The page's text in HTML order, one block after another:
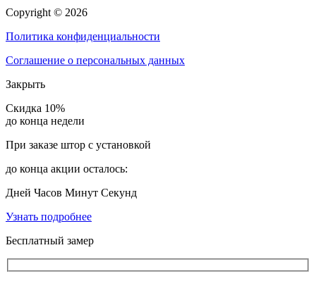
Copyright © 2026
Политика конфиденциальности
Соглашение о персональных данных
Закрыть
Скидка 10%
до конца недели
При заказе штор с установкой
до конца акции осталось:
Дней Часов Минут Секунд
Узнать подробнее
Бесплатный замер